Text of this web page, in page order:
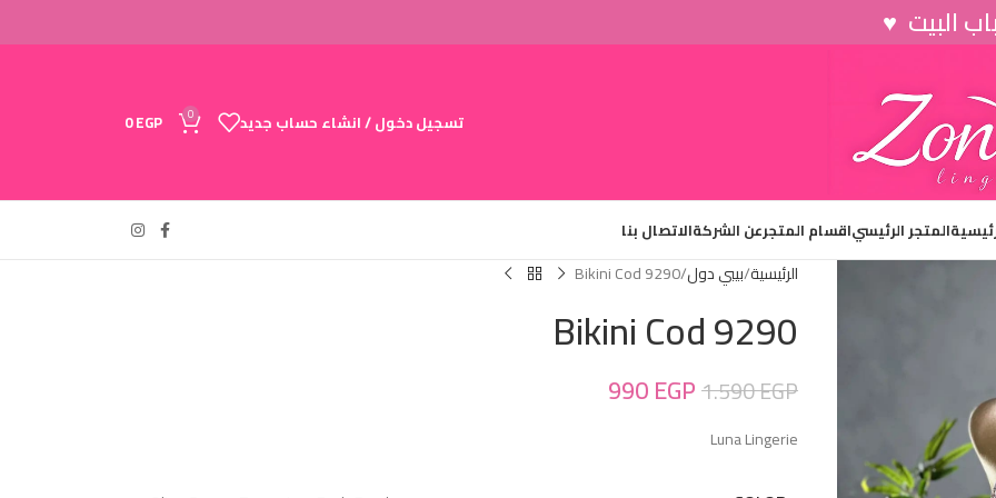
تسجيل دخول / انشاء حساب جديد 0
0EGP
المتجر الرئيسياقسام المتجرعن الشركةالاتصال بنا
الرئيسية بيبي دول Bikini Cod 9290
Bikini Cod 9290
1.590EGP
990EGP
Luna Lingerie